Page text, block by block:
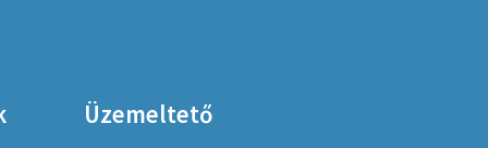
Üzemeltető